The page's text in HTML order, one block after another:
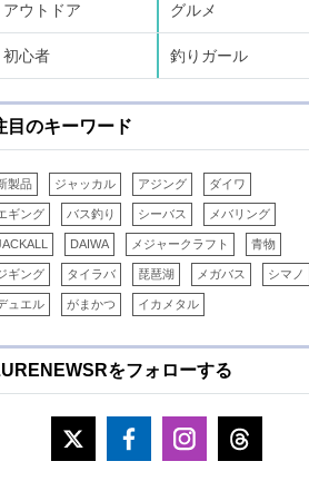
アウトドア グルメ
初心者 釣りガール
目のキーワード
製品 ジャッカル アジング ダイワ
ギング バス釣り シーバス メバリング
DAIWA メジャークラフト 青物
ギング タイラバ 琵琶湖 メガバス シマノ
ュエル がまかつ イカメタル
をフォローする